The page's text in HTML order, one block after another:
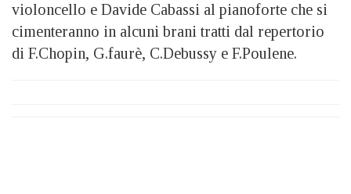
violoncello e Davide Cabassi al pianoforte che si
cimenteranno in alcuni brani tratti dal repertorio
di F.Chopin, G.faurè, C.Debussy e F.Poulene.